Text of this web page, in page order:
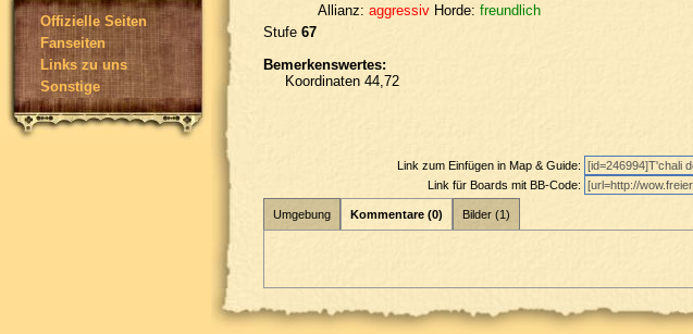
Offizielle Seiten
Fanseiten
Links zu uns
Sonstige
Allianz: aggressiv Horde: freundlich
Stufe 67
Bemerkenswertes:
Koordinaten 44,72
Link zum Einfügen in Map & Guide:
Link für Boards mit BB-Code:
Umgebung Kommentare (0) Bilder (1)